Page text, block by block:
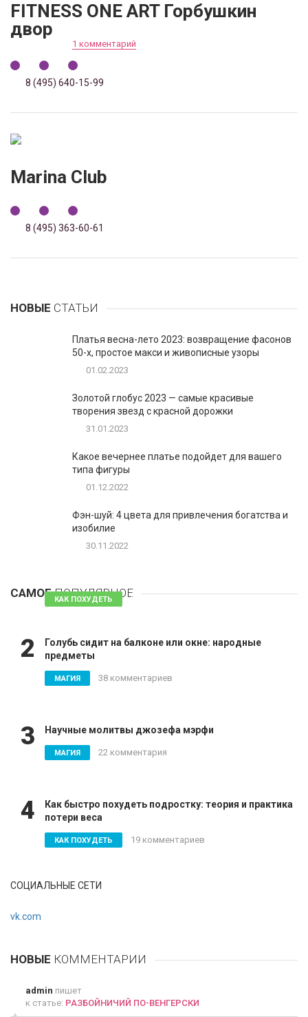
FITNESS ONE ART Горбушкин
двор
1 комментарий
8 (495) 640-15-99
Marina Club
8 (495) 363-60-61
НОВЫЕ СТАТЬИ
Платья весна-лето 2023: возвращение фасонов
50-х, простое макси и живописные узоры
01.02.2023
Золотой глобус 2023 — самые красивые
творения звезд с красной дорожки
31.01.2023
Какое вечернее платье подойдет для вашего
типа фигуры
01.12.2022
Фэн-шуй: 4 цвета для привлечения богатства и
изобилие
30.11.2022
САМОЕПОПУЛЯРНОЕ
КАК ПОХУДЕТЬ 81 комментарий
2
Голубь сидит на балконе или окне: народные
предметы
МАГИЯ 38 комментариев
3 Научные молитвы джозефа мэрфи
МАГИЯ 22 комментария
4
Как быстро похудеть подростку: теория и практика
потери веса
КАК ПОХУДЕТЬ 19 комментариев
СОЦИАЛЬНЫЕ СЕТИ
vk.com
НОВЫЕ КОММЕНТАРИИ
admin пишет
к статье: РАЗБОЙНИЧИЙ ПО-ВЕНГЕРСКИ